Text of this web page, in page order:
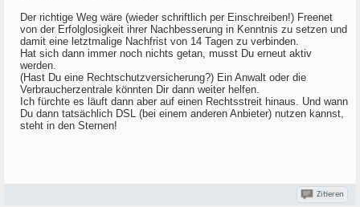
Der richtige Weg wäre (wieder schriftlich per Einschreiben!) Freenet
von der Erfolglosigkeit ihrer Nachbesserung in Kenntnis zu setzen und
damit eine letztmalige Nachfrist von 14 Tagen zu verbinden.
Hat sich dann immer noch nichts getan, musst Du erneut aktiv
werden.
(Hast Du eine Rechtschutzversicherung?) Ein Anwalt oder die
Verbraucherzentrale könnten Dir dann weiter helfen.
Ich fürchte es läuft dann aber auf einen Rechtsstreit hinaus. Und wann
Du dann tatsächlich DSL (bei einem anderen Anbieter) nutzen kannst,
steht in den Sternen!
Zitieren